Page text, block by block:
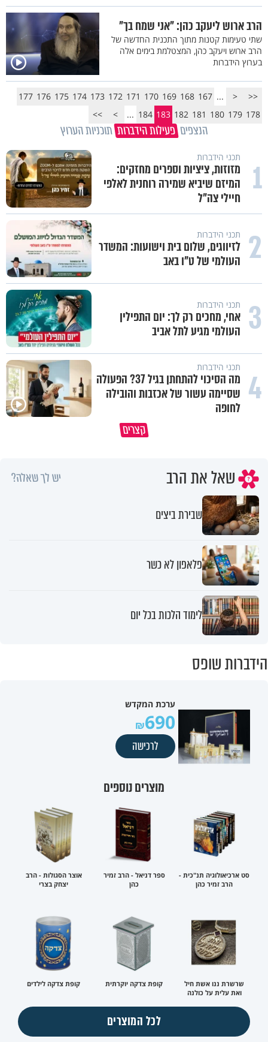
הרב ארוש ליעקב כהן: "אני שמח בך"
שתי טעימות קטנות מתוך התכנית החדשה של
הרב ארוש ויעקב כהן, המצטלמת בימים אלה
בערוץ הידברות
<<
<
...
167
168
169
170
171
172
173
174
175
176
177
178
179
180
181
182
183
184
...
>
>>
הנצפים פעילות הידברות תוכניות הערוץ
1 תכני הידברות
מזוזות, ציציות וספרים מחזקים:
המיזם שיביא שמירה רוחנית לאלפי
חיילי צה"ל
2 תכני הידברות
לזיווגים, שלום בית וישועות: המשדר
העולמי של ט"ו באב
3 תכני הידברות
אחי, מחכים רק לך: יום התפילין
העולמי מגיע לתל אביב
4 תכני הידברות
מה הסיכוי להתחתן בגיל 37? הפעולה
שסיימה עשור של אכזבות והובילה
לחופה
קצרים
שאל את הרב יש לך שאלה?
שבירת ביצים
פלאפון לא כשר
לימוד הלכות בכל יום
הידברות שופס
ערכת המקדש
690
לרכישה
מוצרים נוספים
סט ארכיאולוגיה תנ"כית -
הרב זמיר כהן
ספר דניאל - הרב זמיר
כהן
אוצר הסגולות - הרב
יצחק בצרי
שרשרת ננו אשת חיל
ואת עלית על כולנה
קופת צדקה יוקרתית קופת צדקה לילדים
לכל המוצרים